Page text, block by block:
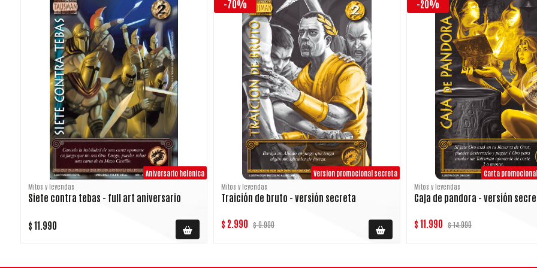
Aniversario helenica
Mitos y leyendas
Siete contra tebas - full art aniversario
$ 11.990
-70%
Version promocional secreta
Mitos y leyendas
Traición de bruto - versión secreta
$ 2.990 $ 9.990
-20%
Mitos y leyendas
Caja de pandora - versión
$ 11.990 $ 14.990